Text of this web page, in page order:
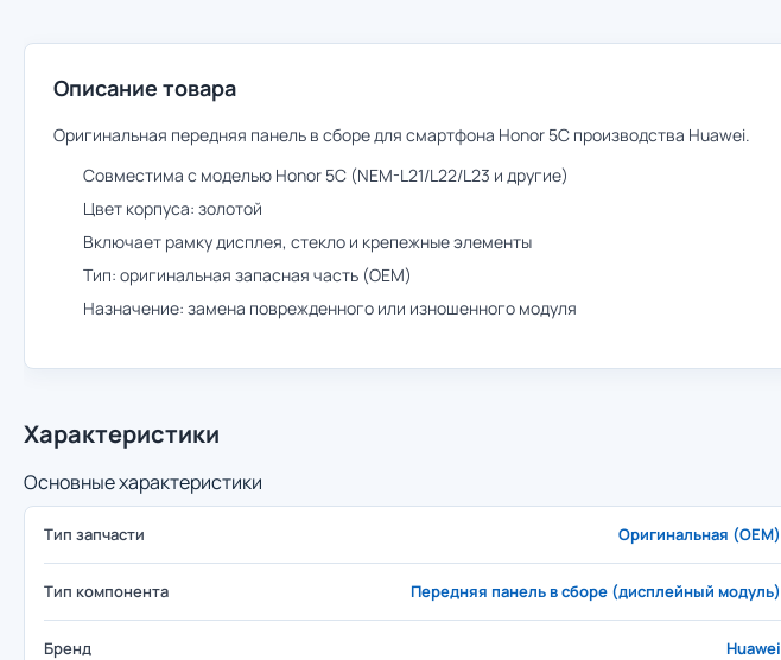
Описание товара
Оригинальная передняя панель в сборе для смартфона Honor 5C производства Huawei.
Совместима с моделью Honor 5C (NEM-L21/L22/L23 и другие)
Цвет корпуса: золотой
Включает рамку дисплея, стекло и крепежные элементы
Тип: оригинальная запасная часть (OEM)
Назначение: замена поврежденного или изношенного модуля
Характеристики
Основные характеристики
Тип запчасти Оригинальная (OEM)
Тип компонента Передняя панель в сборе (дисплейный модуль)
Бренд Huawei